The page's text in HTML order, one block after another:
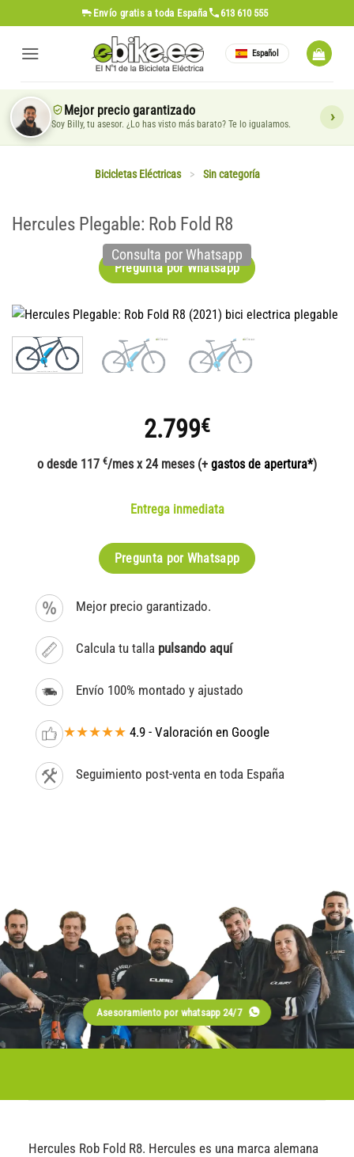
al
contenido
Envío gratis a toda España 613 610 555
Español
Mejor precio garantizado
Soy Billy, tu asesor. ¿Lo has visto más barato? Te lo igualamos.
Bicicletas Eléctricas > Sin categoría
Hercules Plegable: Rob Fold R8
Pregunta por Whatsapp
Consulta por Whatsapp
2.799€
o desde 117 €/mes x 24 meses (+ gastos de apertura*)
Entrega inmediata
Pregunta por Whatsapp
Mejor precio garantizado.
Calcula tu talla pulsando aquí
Envío 100% montado y ajustado
★★★★★ 4.9 - Valoración en Google
Seguimiento post-venta en toda España
Asesoramiento por whatsapp 24/7
Hercules Rob Fold R8. Hercules es una marca alemana